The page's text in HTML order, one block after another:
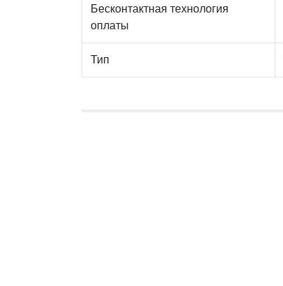
Бесконтактная технология
оплаты
Тип